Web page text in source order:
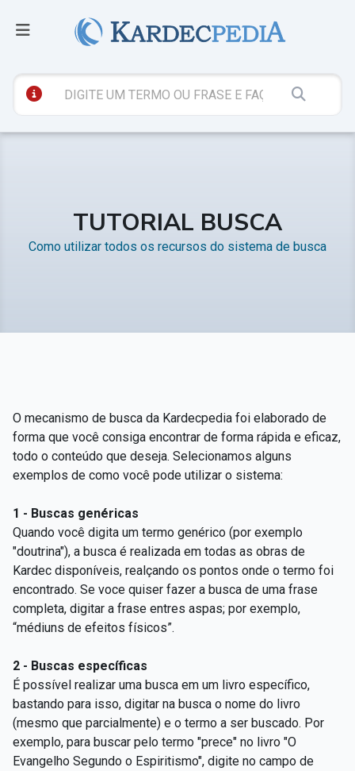
TUTORIAL BUSCA
Como utilizar todos os recursos do sistema de busca
O mecanismo de busca da Kardecpedia foi elaborado de
forma que você consiga encontrar de forma rápida e eficaz,
todo o conteúdo que deseja. Selecionamos alguns
exemplos de como você pode utilizar o sistema:
1 - Buscas genéricas
Quando você digita um termo genérico (por exemplo
"doutrina"), a busca é realizada em todas as obras de
Kardec disponíveis, realçando os pontos onde o termo foi
encontrado. Se voce quiser fazer a busca de uma frase
completa, digitar a frase entres aspas; por exemplo,
“médiuns de efeitos físicos”.
2 - Buscas específicas
É possível realizar uma busca em um livro específico,
bastando para isso, digitar na busca o nome do livro
(mesmo que parcialmente) e o termo a ser buscado. Por
exemplo, para buscar pelo termo "prece" no livro "O
Evangelho Segundo o Espiritismo", digite no campo de